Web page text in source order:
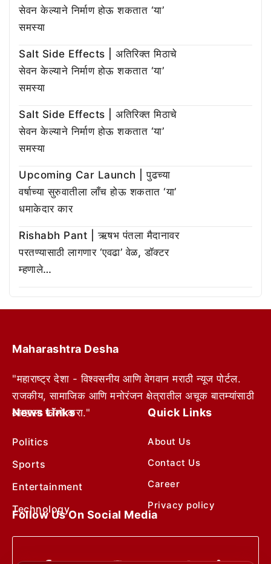
सेवन केल्याने निर्माण होऊ शकतात ‘या’
समस्या
Salt Side Effects | अतिरिक्त मिठाचे
सेवन केल्याने निर्माण होऊ शकतात ‘या’
समस्या
Salt Side Effects | अतिरिक्त मिठाचे
सेवन केल्याने निर्माण होऊ शकतात ‘या’
समस्या
Upcoming Car Launch | पुढच्या
वर्षाच्या सुरुवातीला लाँच होऊ शकतात ‘या’
धमाकेदार कार
Rishabh Pant | ऋषभ पंतला मैदानावर
परतण्यासाठी लागणार ‘एवढा’ वेळ, डॉक्टर
म्हणाले…
Maharashtra Desha
"महाराष्ट्र देशा - विश्वसनीय आणि वेगवान मराठी न्यूज पोर्टल.
राजकीय, सामाजिक आणि मनोरंजन क्षेत्रातील अचूक बातम्यांसाठी
आम्हाला फॉलो करा."
News Links
Politics
Sports
Entertainment
Technology
Quick Links
About Us
Contact Us
Career
Privacy policy
Follow Us On Social Media